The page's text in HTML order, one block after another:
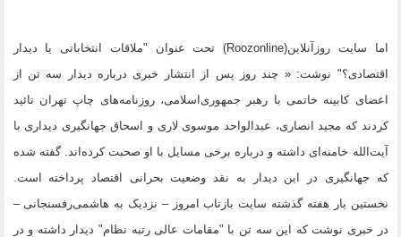
اما سایت روزآنلاین(Roozonline) تحت عنوان "ملاقات انتخاباتی یا دیدار
اقتصادی؟" نوشت: « چند روز پس از انتشار خبری درباره دیدار سه تن از
اعضای کابینه خاتمی با رهبر جمهوری‌اسلامی، روزنامه‌های چاپ تهران تائید
کردند که مجید انصاری، عبدالواحد موسوی لاری و اسحاق جهانگیری دیداری با
آیت‌الله خامنه‌ای داشته و درباره برخی مسایل با او صحبت کرده‌اند. گفته شده
که جهانگیری در این دیدار به نقد وضعیت بحرانی اقتصاد پرداخته است.
نخستین بار هفته گذشته سایت بازتاب امروز – نزدیک به هاشمی‌رفسنجانی –
در خبری نوشت که این سه تن با "مقامات عالی رتبه نظام" دیدار داشته و در